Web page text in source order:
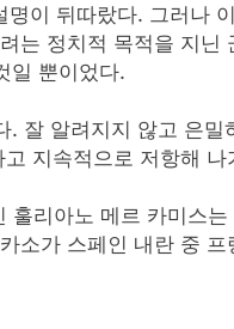
이 뒤따랐다. 그러나
는 정치적 목적을 지닌
일 뿐이었다.
잘 알려지지 않고 은밀
지속적으로 저항해
리아노 메르 카미스는
소가 스페인 내란 중